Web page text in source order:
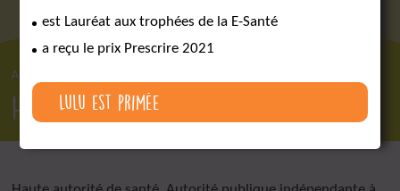
Accueil
HAS
est Lauréat aux trophées de la E-Santé
a reçu le prix Prescrire 2021
Lulu est primée